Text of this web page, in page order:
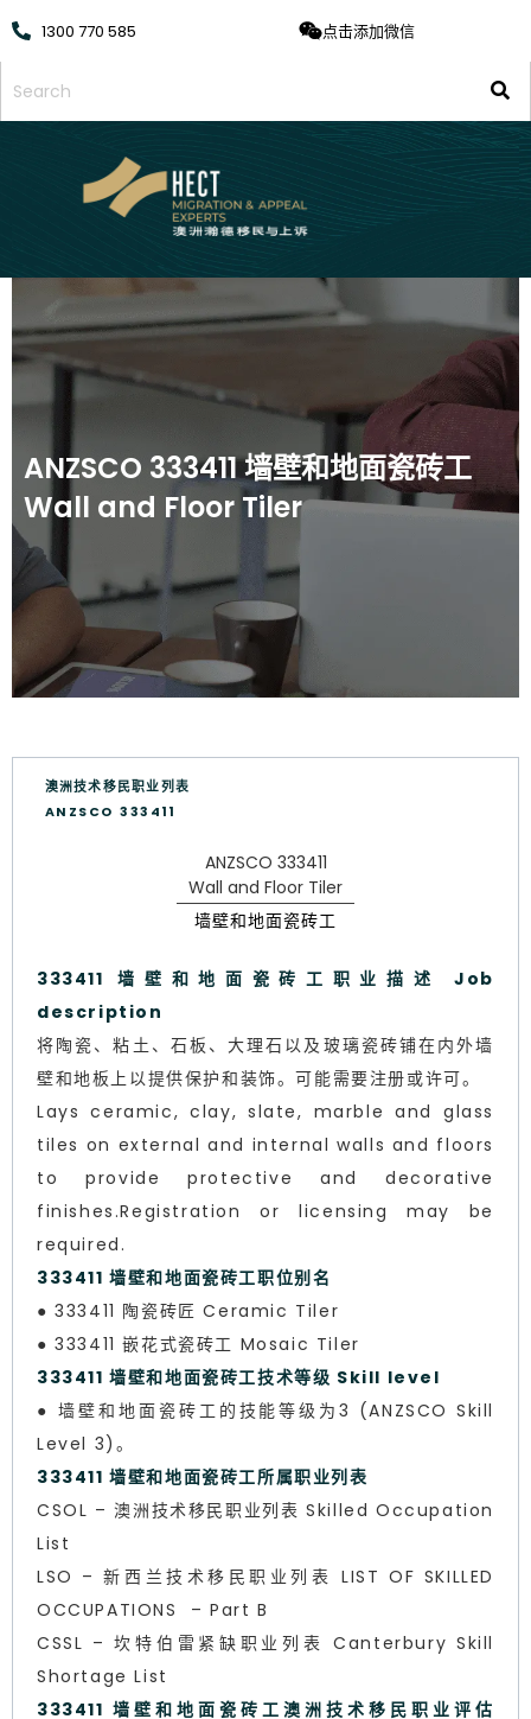
1300 770 585 点击添加微信
ANZSCO 333411 墙壁和地面瓷砖工
Wall and Floor Tiler
澳洲技术移民职业列表
ANZSCO 333411
ANZSCO 333411
Wall and Floor Tiler
墙壁和地面瓷砖工
333411 墙壁和地面瓷砖工职业描述 Job
description
将陶瓷、粘土、石板、大理石以及玻璃瓷砖铺在内外墙
壁和地板上以提供保护和装饰。可能需要注册或许可。
Lays ceramic, clay, slate, marble and glass
tiles on external and internal walls and floors
to provide protective and decorative
finishes.Registration or licensing may be
required.
333411 墙壁和地面瓷砖工职位别名
● 333411 陶瓷砖匠 Ceramic Tiler
● 333411 嵌花式瓷砖工 Mosaic Tiler
333411 墙壁和地面瓷砖工技术等级 Skill level
● 墙壁和地面瓷砖工的技能等级为3 (ANZSCO Skill
Level 3)。
333411 墙壁和地面瓷砖工所属职业列表
CSOL – 澳洲技术移民职业列表 Skilled Occupation
List
LSO – 新西兰技术移民职业列表 LIST OF SKILLED
OCCUPATIONS – Part B
CSSL – 坎特伯雷紧缺职业列表 Canterbury Skill
Shortage List
333411 墙壁和地面瓷砖工澳洲技术移民职业评估